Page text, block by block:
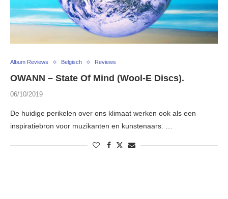
Album Reviews Belgisch Reviews
OWANN – State Of Mind (Wool-E Discs).
06/10/2019
De huidige perikelen over ons klimaat werken ook als een
inspiratiebron voor muzikanten en kunstenaars. …